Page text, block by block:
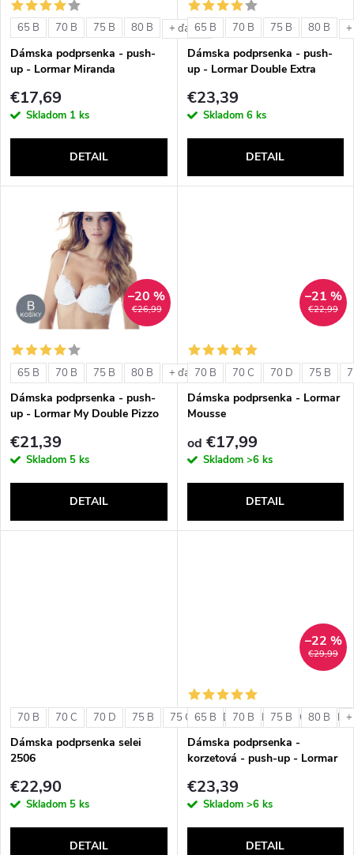
e
p
r
d
t
o
v
s
p
r
o
d
t
o
v
65 B 70 B 75 B 80 B + ďalšie
Dámska podprsenka - push-
up - Lormar Miranda
€17,69
Skladom 1 ks
DETAIL
65 B 70 B 75 B 80 B
Dámska podprsenka - push-
up - Lormar Double Extra
€23,39
Skladom 6 ks
DETAIL
€26,99
–20 %
65 B 70 B 75 B 80 B + ďalšie
Dámska podprsenka - push-
up - Lormar My Double Pizzo
€21,39
Skladom 5 ks
DETAIL
€22,99
–21 %
70 B 70 C 70 D 75 B
Dámska podprsenka - Lormar
Mousse
od €17,99
Skladom >6 ks
DETAIL
70 B 70 C 70 D 75 B 75 C 75 D 80 B 80 C 80 D
Dámska podprsenka selei
2506
€22,90
Skladom 5 ks
DETAIL
€29,99
–22 %
65 B 70 B 75 B 80 B
Dámska podprsenka -
korzetová - push-up - Lormar
€23,39
Skladom >6 ks
DETAIL